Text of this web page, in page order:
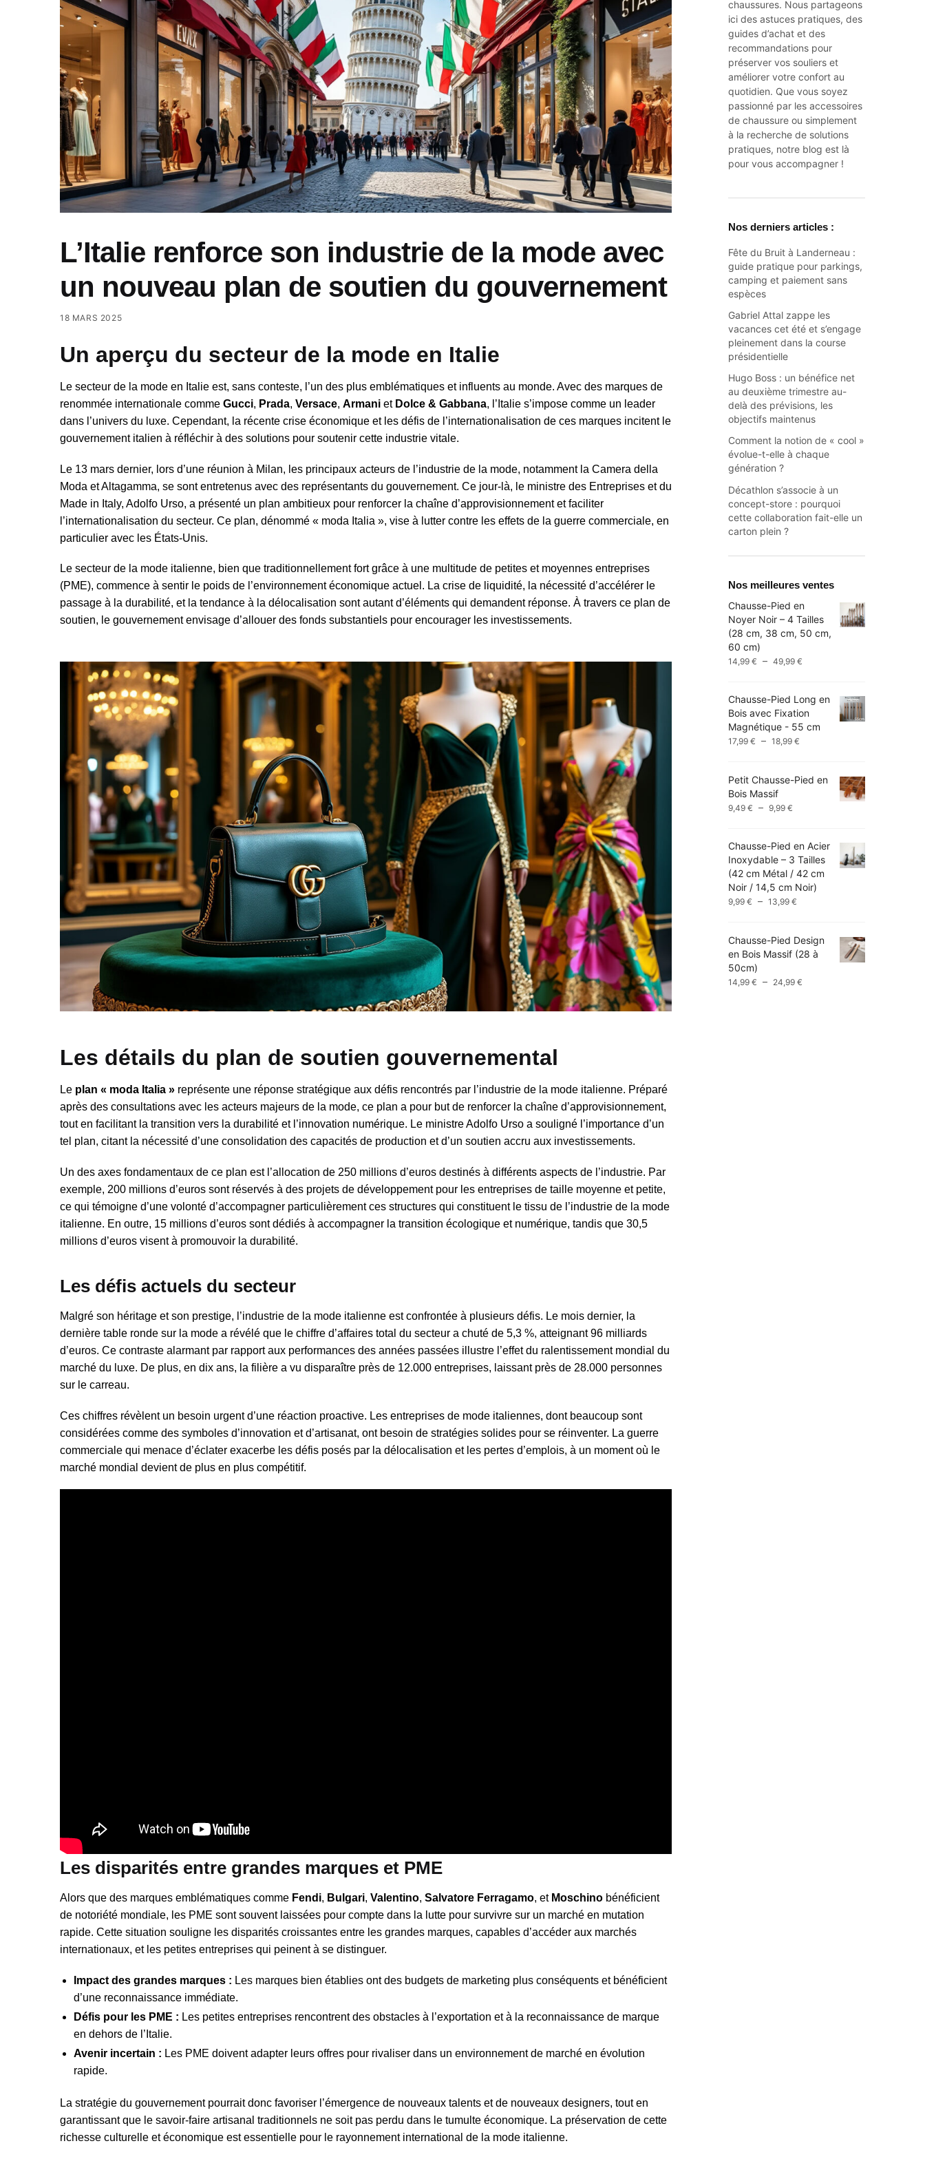
L’Italie renforce son industrie de la mode avec
un nouveau plan de soutien du gouvernement
18 MARS 2025
Un aperçu du secteur de la mode en Italie
Le secteur de la mode en Italie est, sans conteste, l’un des plus emblématiques et influents au monde. Avec des marques de
renommée internationale comme Gucci, Prada, Versace, Armani et Dolce & Gabbana, l’Italie s’impose comme un leader
dans l’univers du luxe. Cependant, la récente crise économique et les défis de l’internationalisation de ces marques incitent le
gouvernement italien à réfléchir à des solutions pour soutenir cette industrie vitale.
Le 13 mars dernier, lors d’une réunion à Milan, les principaux acteurs de l’industrie de la mode, notamment la Camera della
Moda et Altagamma, se sont entretenus avec des représentants du gouvernement. Ce jour-là, le ministre des Entreprises et du
Made in Italy, Adolfo Urso, a présenté un plan ambitieux pour renforcer la chaîne d’approvisionnement et faciliter
l’internationalisation du secteur. Ce plan, dénommé « moda Italia », vise à lutter contre les effets de la guerre commerciale, en
particulier avec les États-Unis.
Le secteur de la mode italienne, bien que traditionnellement fort grâce à une multitude de petites et moyennes entreprises
(PME), commence à sentir le poids de l’environnement économique actuel. La crise de liquidité, la nécessité d’accélérer le
passage à la durabilité, et la tendance à la délocalisation sont autant d’éléments qui demandent réponse. À travers ce plan de
soutien, le gouvernement envisage d’allouer des fonds substantiels pour encourager les investissements.
Les détails du plan de soutien gouvernemental
Le plan « moda Italia » représente une réponse stratégique aux défis rencontrés par l’industrie de la mode italienne. Préparé
après des consultations avec les acteurs majeurs de la mode, ce plan a pour but de renforcer la chaîne d’approvisionnement,
tout en facilitant la transition vers la durabilité et l’innovation numérique. Le ministre Adolfo Urso a souligné l’importance d’un
tel plan, citant la nécessité d’une consolidation des capacités de production et d’un soutien accru aux investissements.
Un des axes fondamentaux de ce plan est l’allocation de 250 millions d’euros destinés à différents aspects de l’industrie. Par
exemple, 200 millions d’euros sont réservés à des projets de développement pour les entreprises de taille moyenne et petite,
ce qui témoigne d’une volonté d’accompagner particulièrement ces structures qui constituent le tissu de l’industrie de la mode
italienne. En outre, 15 millions d’euros sont dédiés à accompagner la transition écologique et numérique, tandis que 30,5
millions d’euros visent à promouvoir la durabilité.
Les défis actuels du secteur
Malgré son héritage et son prestige, l’industrie de la mode italienne est confrontée à plusieurs défis. Le mois dernier, la
dernière table ronde sur la mode a révélé que le chiffre d’affaires total du secteur a chuté de 5,3 %, atteignant 96 milliards
d’euros. Ce contraste alarmant par rapport aux performances des années passées illustre l’effet du ralentissement mondial du
marché du luxe. De plus, en dix ans, la filière a vu disparaître près de 12.000 entreprises, laissant près de 28.000 personnes
sur le carreau.
Ces chiffres révèlent un besoin urgent d’une réaction proactive. Les entreprises de mode italiennes, dont beaucoup sont
considérées comme des symboles d’innovation et d’artisanat, ont besoin de stratégies solides pour se réinventer. La guerre
commerciale qui menace d’éclater exacerbe les défis posés par la délocalisation et les pertes d’emplois, à un moment où le
marché mondial devient de plus en plus compétitif.
Les disparités entre grandes marques et PME
Alors que des marques emblématiques comme Fendi, Bulgari, Valentino, Salvatore Ferragamo, et Moschino bénéficient
de notoriété mondiale, les PME sont souvent laissées pour compte dans la lutte pour survivre sur un marché en mutation
rapide. Cette situation souligne les disparités croissantes entre les grandes marques, capables d’accéder aux marchés
internationaux, et les petites entreprises qui peinent à se distinguer.
Impact des grandes marques : Les marques bien établies ont des budgets de marketing plus conséquents et bénéficient
d’une reconnaissance immédiate.
Défis pour les PME : Les petites entreprises rencontrent des obstacles à l’exportation et à la reconnaissance de marque
en dehors de l’Italie.
Avenir incertain : Les PME doivent adapter leurs offres pour rivaliser dans un environnement de marché en évolution
rapide.
La stratégie du gouvernement pourrait donc favoriser l’émergence de nouveaux talents et de nouveaux designers, tout en
garantissant que le savoir-faire artisanal traditionnels ne soit pas perdu dans le tumulte économique. La préservation de cette
richesse culturelle et économique est essentielle pour le rayonnement international de la mode italienne.
chaussures. Nous partageons
ici des astuces pratiques, des
guides d’achat et des
recommandations pour
préserver vos souliers et
améliorer votre confort au
quotidien. Que vous soyez
passionné par les accessoires
de chaussure ou simplement
à la recherche de solutions
pratiques, notre blog est là
pour vous accompagner !
Nos derniers articles :
Fête du Bruit à Landerneau :
guide pratique pour parkings,
camping et paiement sans
espèces
Gabriel Attal zappe les
vacances cet été et s’engage
pleinement dans la course
présidentielle
Hugo Boss : un bénéfice net
au deuxième trimestre au-
delà des prévisions, les
objectifs maintenus
Comment la notion de « cool »
évolue-t-elle à chaque
génération ?
Décathlon s’associe à un
concept-store : pourquoi
cette collaboration fait-elle un
carton plein ?
Nos meilleures ventes
Chausse-Pied en
Noyer Noir – 4 Tailles
(28 cm, 38 cm, 50 cm,
60 cm)
14,99€ – 49,99€
14,99 €
à
49,99 €
Chausse-Pied Long en
Bois avec Fixation
Magnétique - 55 cm
17,99€ – 18,99€
17,99 €
Petit Chausse-Pied en
Bois Massif
9,49€ – 9,99€
9,49 €
à
9,99 €
Chausse-Pied en Acier
Inoxydable – 3 Tailles
(42 cm Métal / 42 cm
Noir / 14,5 cm Noir)
9,99€ – 13,99€
9,99 €
à
Chausse-Pied Design
en Bois Massif (28 à
50cm)
14,99€ – 24,99€